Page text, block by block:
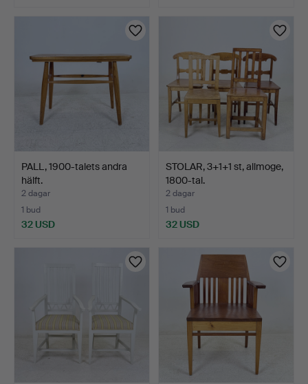
PALL, 1900-talets andra
hälft.
2 dagar
1 bud
32 USD
STOLAR, 3+1+1 st, allmoge,
1800-tal.
2 dagar
1 bud
32 USD